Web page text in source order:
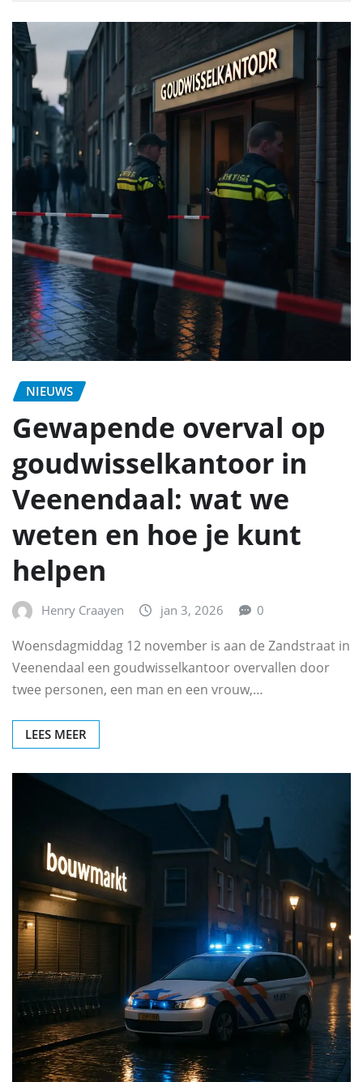
NIEUWS
Gewapende overval op
goudwisselkantoor in
Veenendaal: wat we
weten en hoe je kunt
helpen
Henry Craayen jan 3, 2026 0
Woensdagmiddag 12 november is aan de Zandstraat in
Veenendaal een goudwisselkantoor overvallen door
twee personen, een man en een vrouw,…
LEES MEER